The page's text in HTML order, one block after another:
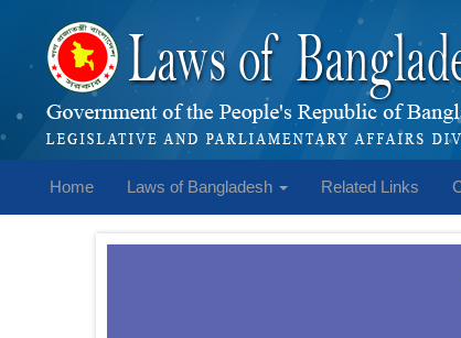
Home Laws of Bangladesh Related Links